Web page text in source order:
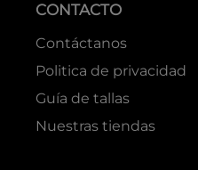
CONTACTO
Contáctanos
Politica de privacidad
Guía de tallas
Nuestras tiendas